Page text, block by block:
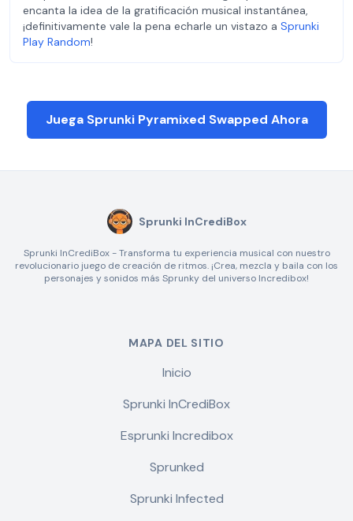
encanta la idea de la gratificación musical instantánea,
¡definitivamente vale la pena echarle un vistazo a Sprunki
Play Random!
Juega Sprunki Pyramixed Swapped Ahora
Sprunki InCrediBox
Sprunki InCrediBox - Transforma tu experiencia musical con nuestro
revolucionario juego de creación de ritmos. ¡Crea, mezcla y baila con los
personajes y sonidos más Sprunky del universo Incredibox!
MAPA DEL SITIO
Inicio
Sprunki InCrediBox
Esprunki Incredibox
Sprunked
Sprunki Infected